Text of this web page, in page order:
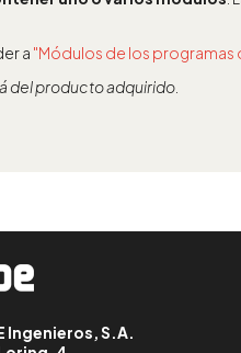
a "Módulos de los programas
del producto adquirido.
Ingenieros, S.A.